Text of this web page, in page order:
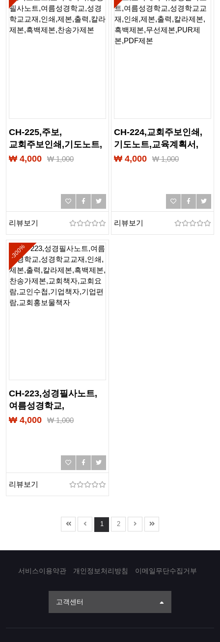
CH-225,주보,
교회주보인쇄,기도노트,
교육계획서,
성경학교교재,인쇄,제본,
출력,칼라제본,흑백제본,
찬송가제본
₩ 4,000 ₩1,000
리뷰보기
CH-224,교회주보인쇄,
기도노트,교육계획서,
성경필사노트,
출력,칼라제본,흑백제본,
무선제본,PUR제본,PDF제
₩ 4,000 ₩1,000
리뷰보기
-300%
CH-223,성경필사노트,
여름성경학교,
성경학교교재,인쇄,제본,
교회요람,교인수첩,
기업책자,기업편람,
교회홍보물책자
₩ 4,000 ₩1,000
리뷰보기
1 2
서비스이용약관 개인정보처리방침 이메일무단수집거부
고객센터